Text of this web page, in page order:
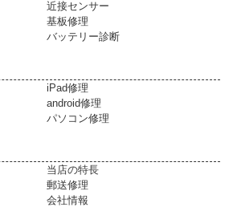
近接センサー
基板修理
バッテリー診断
iPad修理
android修理
パソコン修理
当店の特長
郵送修理
会社情報